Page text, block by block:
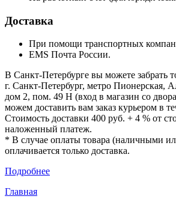
Доставка
При помощи транспортных
EMS Почта России.
В Санкт-Петербурге вы можете забрать
г. Санкт-Петербург, метро Пионерская,
дом 2, пом. 49 Н (вход в магазин со
можем доставить вам заказ курьером в
Стоимость доставки 400 руб. + 4 % от
наложенный платеж.
* В случае оплаты товара (наличными
оплачивается только доставка.
Подробнее
Главная